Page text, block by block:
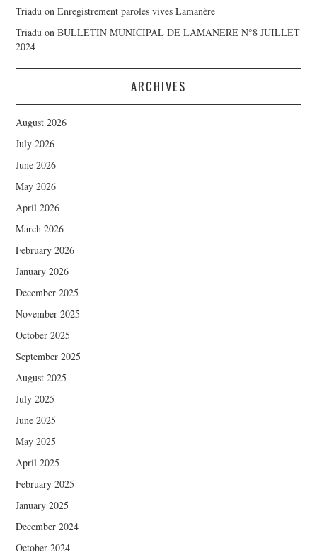
Triadu onEnregistrement paroles vives Lamanère
Triadu onBULLETIN MUNICIPAL DE LAMANERE N°8 JUILLET
2024
ARCHIVES
August 2026
July 2026
June 2026
May 2026
April 2026
March 2026
February 2026
January 2026
December 2025
November 2025
October 2025
September 2025
August 2025
July 2025
June 2025
May 2025
April 2025
February 2025
January 2025
December 2024
October 2024